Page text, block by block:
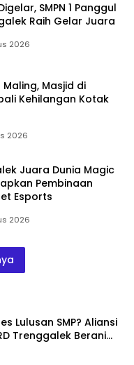
SMPN 1 Panggul
Raih Gelar Juara
2026
Masjid di
Kehilangan Kotak
2026
Juara Dunia Magic
Pembinaan
Esports
2026
Lulusan SMP? Aliansi
Trenggalek Berani
Policy!